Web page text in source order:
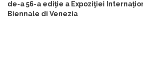
de-a 56-a ediţie a Expoziţiei
Biennale di Venezia